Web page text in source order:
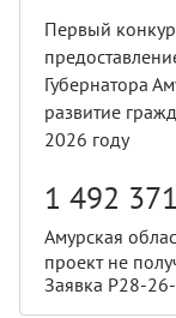
Первый
Губернатора
развитие
2026 году
1 492
Амурская
проект не
Заявка Р28-